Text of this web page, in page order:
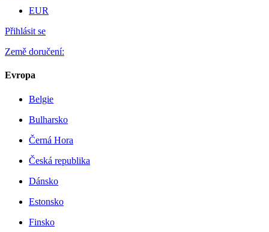
EUR
Přihlásit se
Země doručení:
Evropa
Belgie
Bulharsko
Černá Hora
Česká republika
Dánsko
Estonsko
Finsko